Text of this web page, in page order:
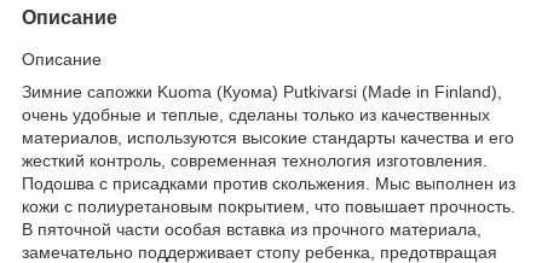
Описание
Описание
Зимние сапожки Kuoma (Куома) Putkivarsi (Made in Finland),
очень удобные и теплые, сделаны только из качественных
материалов, используются высокие стандарты качества и его
жесткий контроль, современная технология изготовления.
Подошва с присадками против скольжения. Мыс выполнен из
кожи с полиуретановым покрытием, что повышает прочность.
В пяточной части особая вставка из прочного материала,
замечательно поддерживает стопу ребенка, предотвращая